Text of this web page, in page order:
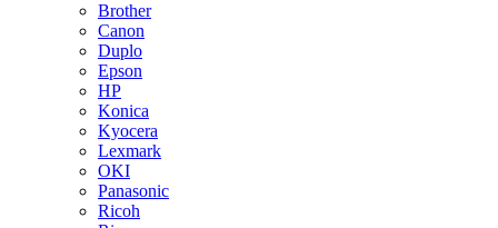
Brother
Canon
Duplo
Epson
HP
Konica
Kyocera
Lexmark
OKI
Panasonic
Ricoh